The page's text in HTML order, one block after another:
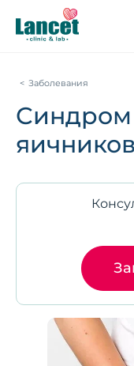
Заболевания
Синдром
яичников